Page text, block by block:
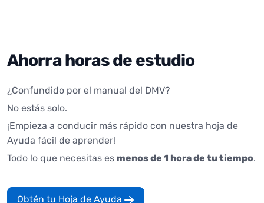
Ahorra horas de estudio
¿Confundido por el manual del DMV?
No estás solo.
¡Empieza a conducir más rápido con nuestra hoja de
Ayuda fácil de aprender!
Todo lo que necesitas es menos de 1 hora de tu tiempo.
Obtén tu Hoja de Ayuda